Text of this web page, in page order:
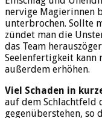
nervige Magierinnen
unterbrochen. Sollte
zündet man die
das Team
Seelenfertigkeit kann
außerdem erhöhen.
Viel Schaden in
auf dem Schlachtfeld
gegenüberstehen, so